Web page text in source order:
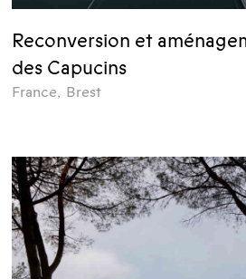
Reconversion et
des Capucins
France, Brest